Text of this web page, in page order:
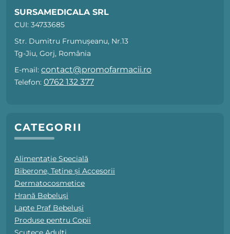
SURSAMEDICALA SRL
CUI: 34733685
Str. Dumitru Frumușeanu, Nr.13
Tg-Jiu, Gorj, România
E-mail: contact@promofarmacii.ro
Telefon: 0762 132 377
CATEGORII
Alimentație Specială
Biberone, Tetine și Accesorii
Dermatocosmetice
Hrană Bebeluși
Lapte Praf Bebeluși
Produse pentru Copii